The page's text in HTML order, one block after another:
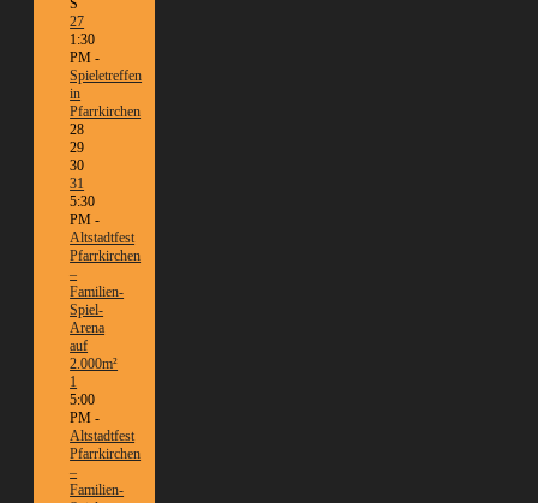
S
27
1:30
PM -
Spieletreffen
in
Pfarrkirchen
28
29
30
31
5:30
PM -
Altstadtfest
Pfarrkirchen
–
Familien-
Spiel-
Arena
auf
2.000m²
1
5:00
PM -
Altstadtfest
Pfarrkirchen
–
Familien-